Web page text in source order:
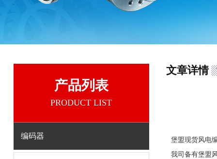
产品列表
PRODUCT LIST
编码器
文章详情
堡盟现货风电
我司备有堡盟